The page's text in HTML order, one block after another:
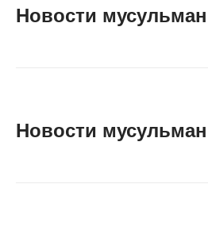
Новости
Новости